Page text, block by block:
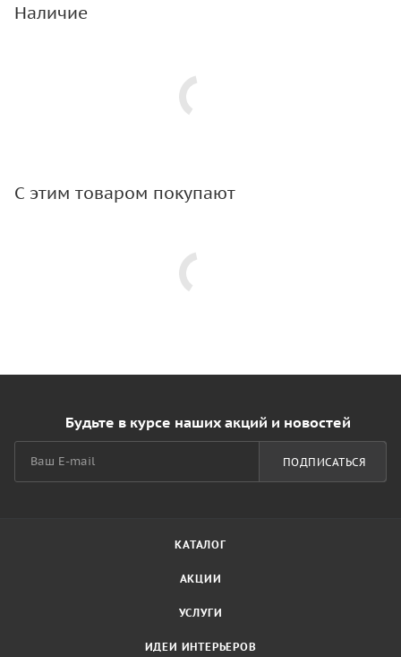
Наличие
С этим товаром покупают
Будьте в курсе наших акций и новостей
ПОДПИСАТЬСЯ
КАТАЛОГ
АКЦИИ
УСЛУГИ
ИДЕИ ИНТЕРЬЕРОВ